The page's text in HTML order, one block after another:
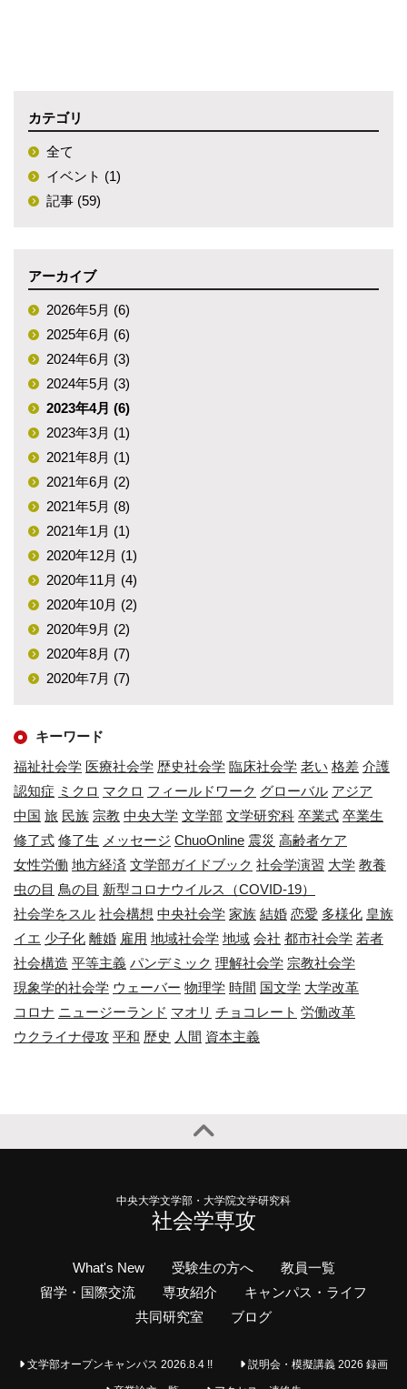
カテゴリ
全て
イベント (1)
記事 (59)
アーカイブ
2026年5月 (6)
2025年6月 (6)
2024年6月 (3)
2024年5月 (3)
2023年4月 (6)
2023年3月 (1)
2021年8月 (1)
2021年6月 (2)
2021年5月 (8)
2021年1月 (1)
2020年12月 (1)
2020年11月 (4)
2020年10月 (2)
2020年9月 (2)
2020年8月 (7)
2020年7月 (7)
キーワード
福祉社会学 医療社会学 歴史社会学 臨床社会学 老い 格差 介護
認知症 ミクロ マクロ フィールドワーク グローバル アジア
中国 旅 民族 宗教 中央大学 文学部 文学研究科 卒業式 卒業生
修了式 修了生 メッセージ ChuoOnline 震災 高齢者ケア
女性労働 地方経済 文学部ガイドブック 社会学演習 大学 教養
虫の目 鳥の目 新型コロナウイルス（COVID-19）
社会学をスル 社会構想 中央社会学 家族 結婚 恋愛 多様化 皇族
イエ 少子化 離婚 雇用 地域社会学 地域 会社 都市社会学 若者
社会構造 平等主義 パンデミック 理解社会学 宗教社会学
現象学的社会学 ウェーバー 物理学 時間 国文学 大学改革
コロナ ニュージーランド マオリ チョコレート 労働改革
ウクライナ侵攻 平和 歴史 人間 資本主義
中央大学文学部・大学院文学研究科
社会学専攻
What's New 受験生の方へ
教員一覧
留学・国際交流
専攻紹介
キャンパス・ライフ
共同研究室
ブログ
文学部オープンキャンパス 2026.8.4 !! 説明会・模擬講義 2026 録画